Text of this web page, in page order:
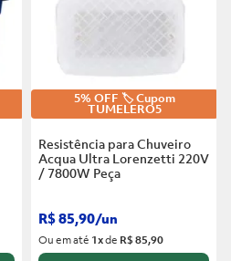
5% OFF 🏷️ Cupom
TUMELERO5
Resistência para Chuveiro
Acqua Ultra Lorenzetti 220V
/ 7800W Peça
R$85,90/un
Ou em até 1xde R$ 85,90